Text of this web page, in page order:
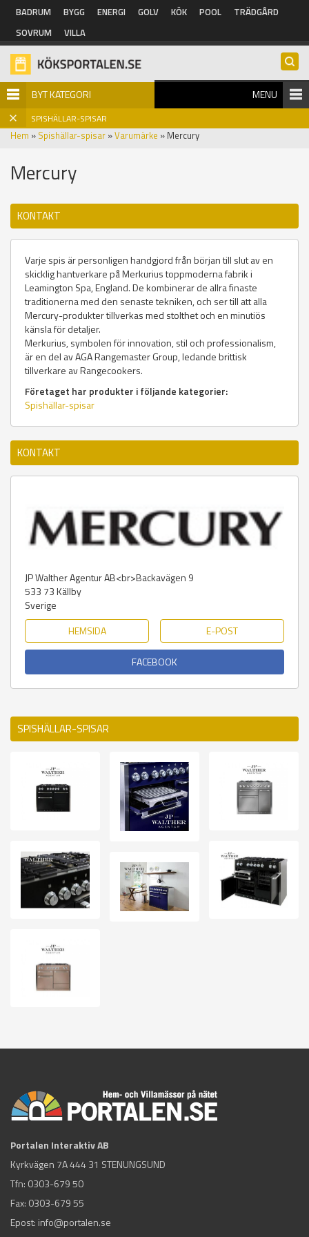
Hoppa till huvudinnehåll
BADRUM BYGG ENERGI GOLV KÖK POOL
TRÄDGÅRD
SOVRUM
VILLA
BYT KATEGORI MENU
SPISHÄLLAR-SPISAR
Hem » Spishällar-spisar »Varumärke » Mercury
Mercury
KONTAKT
Varje spis är personligen handgjord från början till slut av en
skicklig hantverkare på Merkurius toppmoderna fabrik i
Leamington Spa, England. De kombinerar de allra finaste
traditionerna med den senaste tekniken, och ser till att alla
Mercury-produkter tillverkas med stolthet och en minutiös
känsla för detaljer.
Merkurius, symbolen för innovation, stil och professionalism,
är en del av AGA Rangemaster Group, ledande brittisk
tillverkare av Rangecookers.
Företaget har produkter i följande kategorier:
Spishällar-spisar
KONTAKT
JP Walther Agentur AB<br>Backavägen 9
533 73Källby
Sverige
HEMSIDA
E-POST
FACEBOOK
SPISHÄLLAR-SPISAR
Portalen Interaktiv AB
Kyrkvägen 7A 444 31 STENUNGSUND
Tfn: 0303-679 50
Fax: 0303-679 55
Epost: info@portalen.se